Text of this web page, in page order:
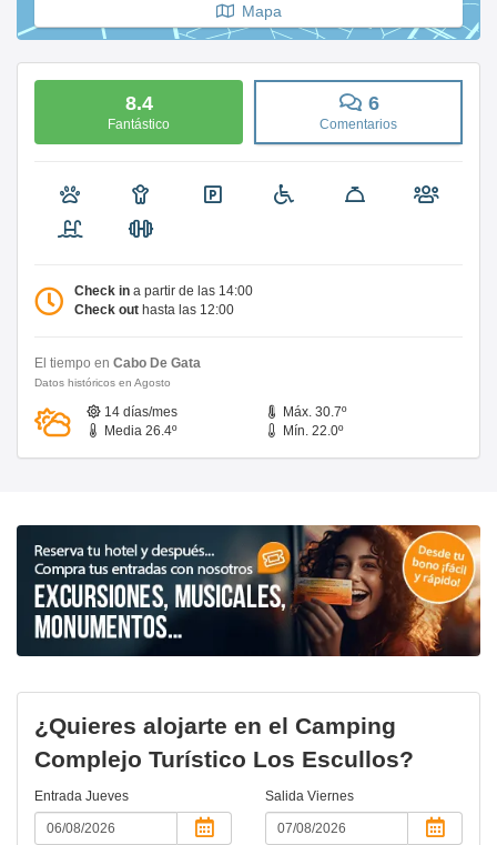
Mapa
8.4
Fantástico
6
Comentarios
Check in a partir de las 14:00
Check out hasta las 12:00
El tiempo en Cabo De Gata
Datos históricos en Agosto
14 días/mes
Máx. 30.7º
Media 26.4º
Mín. 22.0º
¿Quieres alojarte en el Camping
Complejo Turístico Los Escullos?
Entrada Jueves Salida Viernes